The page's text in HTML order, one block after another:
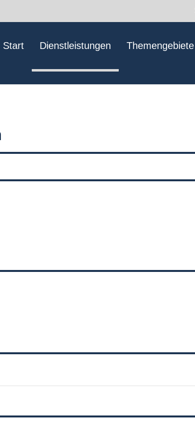
Start Dienstleistungen Themengebiete